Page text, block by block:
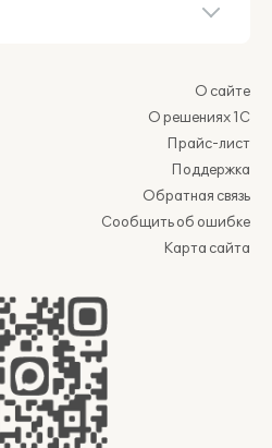
О сайте
О решениях 1С
Прайс-лист
Поддержка
Обратная связь
Сообщить об ошибке
Карта сайта